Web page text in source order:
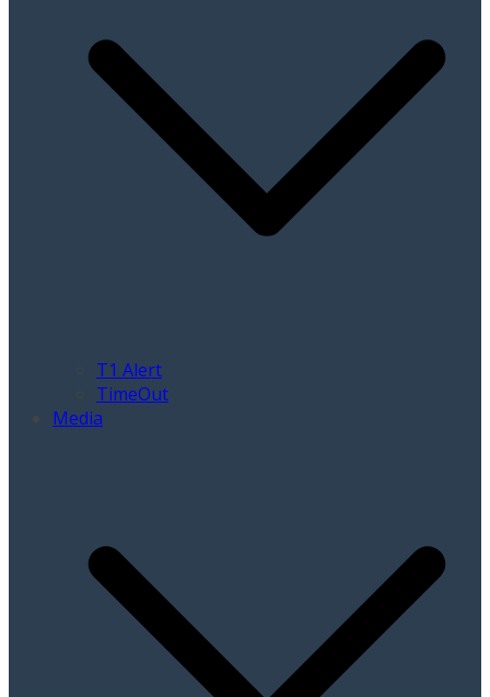
T1 Alert
TimeOut
Media